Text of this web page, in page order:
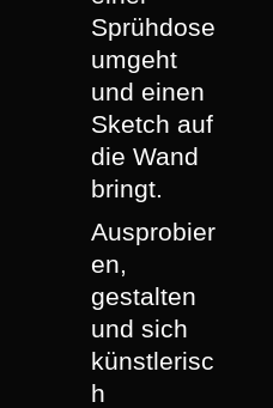
Sprühdose
umgeht
und einen
Sketch auf
die Wand
bringt.
Ausprobier
en,
gestalten
und sich
künstlerisc
h